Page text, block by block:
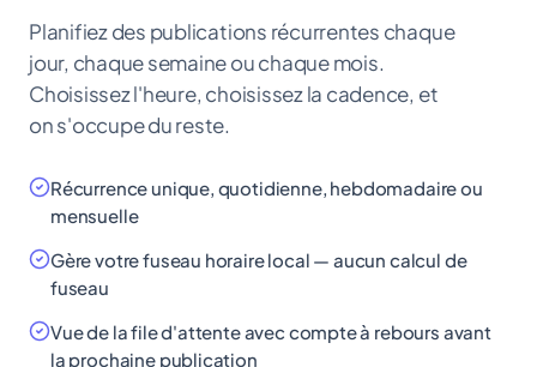
Planifiez des publications récurrentes chaque
jour, chaque semaine ou chaque mois.
Choisissez l'heure, choisissez la cadence, et
on s'occupe du reste.
Récurrence unique, quotidienne, hebdomadaire ou
mensuelle
Gère votre fuseau horaire local — aucun calcul de
fuseau
Vue de la file d'attente avec compte à rebours avant
la prochaine publication